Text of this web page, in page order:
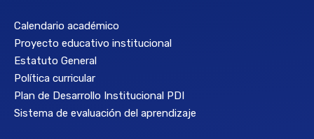
Calendario académico
Proyecto educativo institucional
Estatuto General
Política curricular
Plan de Desarrollo Institucional PDI
Sistema de evaluación del aprendizaje